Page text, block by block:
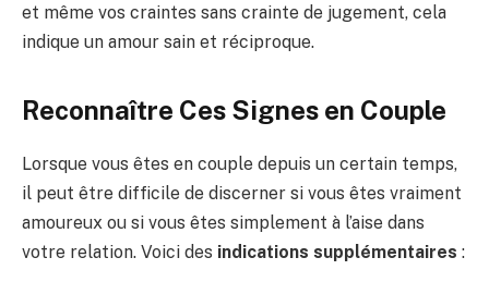
et même vos craintes sans crainte de jugement, cela
indique un amour sain et réciproque.
Reconnaître Ces Signes en Couple
Lorsque vous êtes en couple depuis un certain temps,
il peut être difficile de discerner si vous êtes vraiment
amoureux ou si vous êtes simplement à l’aise dans
votre relation. Voici des indications supplémentaires :